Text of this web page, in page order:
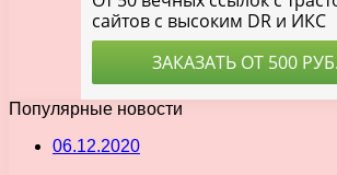
Популярные новости
06.12.2020